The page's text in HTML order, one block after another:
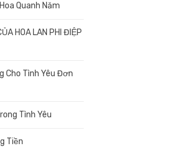
Quanh Năm
HOA LAN PHI ĐIỆP
Cho Tình Yêu Đơn
Tình Yêu
Tiền